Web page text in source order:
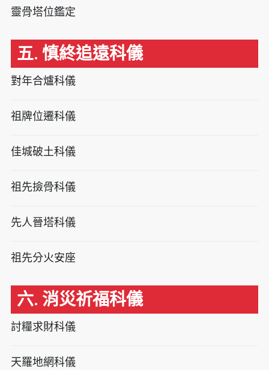
靈骨塔位鑑定
五. 慎終追遠科儀
對年合爐科儀
祖牌位遷科儀
佳城破土科儀
祖先撿骨科儀
先人晉塔科儀
祖先分火安座
六. 消災祈福科儀
討糧求財科儀
天羅地網科儀